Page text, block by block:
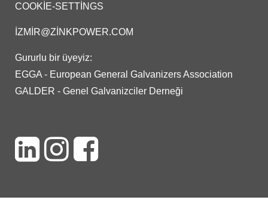
COOKIE-SETTINGS
IZMIR@ZINKPOWER.COM
Gururlu bir üyeyiz:
EGGA - European General Galvanizers Association
GALDER - Genel Galvanizciler Derneği